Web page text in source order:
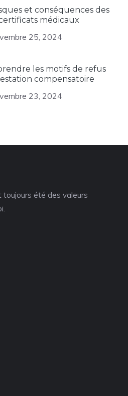
et conséquences des
médicaux
25, 2024
les motifs de refus
compensatoire
23, 2024
été des valeurs